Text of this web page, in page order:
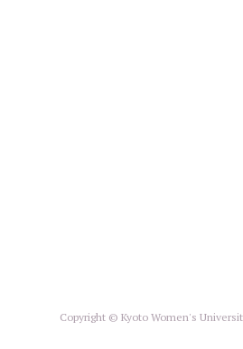
Copyright © Kyoto Women's